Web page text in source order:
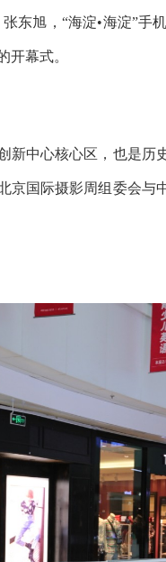
东旭，“海淀•海淀”手
开幕式。
新中心核心区，也是
京国际摄影周组委会